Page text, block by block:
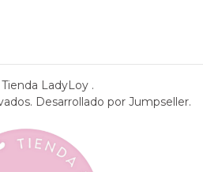
LadyLoy .
Desarrollado por Jumpseller.